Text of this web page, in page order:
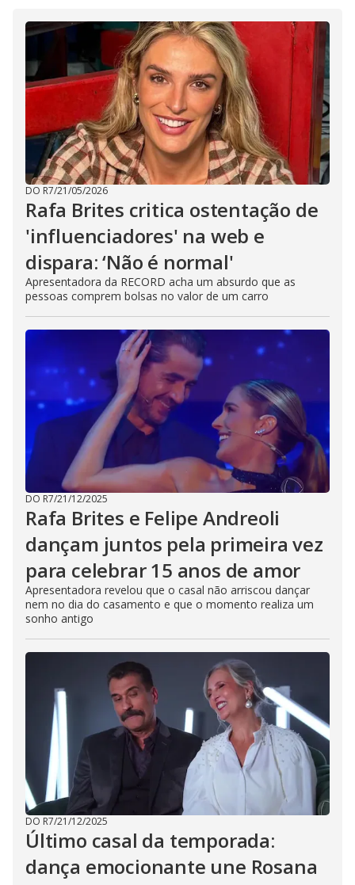
DO R7/21/05/2026
Rafa Brites critica ostentação de
'influenciadores' na web e
dispara: ‘Não é normal'
Apresentadora da RECORD acha um absurdo que as
pessoas comprem bolsas no valor de um carro
DO R7/21/12/2025
Rafa Brites e Felipe Andreoli
dançam juntos pela primeira vez
para celebrar 15 anos de amor
Apresentadora revelou que o casal não arriscou dançar
nem no dia do casamento e que o momento realiza um
sonho antigo
DO R7/21/12/2025
Último casal da temporada:
dança emocionante une Rosana